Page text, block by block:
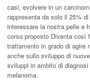
casi, evolvere in un
rappresenta da solo il 25%
interessare la nostra pelle e
corso proposto Diventa così
trattamento in grado di agire
anche sullo sviluppo di
sviluppi in ambito di
melanoma.